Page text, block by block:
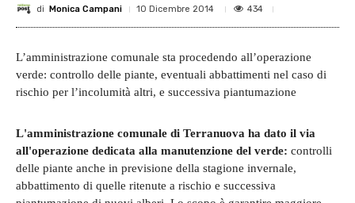
di Monica Campani 10 Dicembre 2014 434
L’amministrazione comunale sta procedendo all’operazione
verde: controllo delle piante, eventuali abbattimenti nel caso di
rischio per l’incolumità altri, e successiva piantumazione
L'amministrazione comunale di Terranuova ha dato il via
all'operazione dedicata alla manutenzione del verde: controlli
delle piante anche in previsione della stagione invernale,
abbattimento di quelle ritenute a rischio e successiva